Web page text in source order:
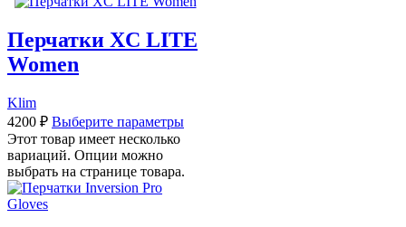
Перчатки XC LITE
Women
Klim
4200 ₽ Выберите параметры
Этот товар имеет несколько
вариаций. Опции можно
выбрать на странице товара.